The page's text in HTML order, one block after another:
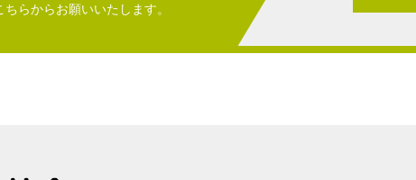
ちらからお願いいたします。